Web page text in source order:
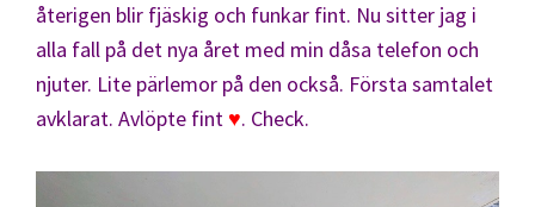
återigen blir fjäskig och funkar fint. Nu sitter jag i
alla fall på det nya året med min dåsa telefon och
njuter. Lite pärlemor på den också. Första samtalet
avklarat. Avlöpte fint ♥. Check.